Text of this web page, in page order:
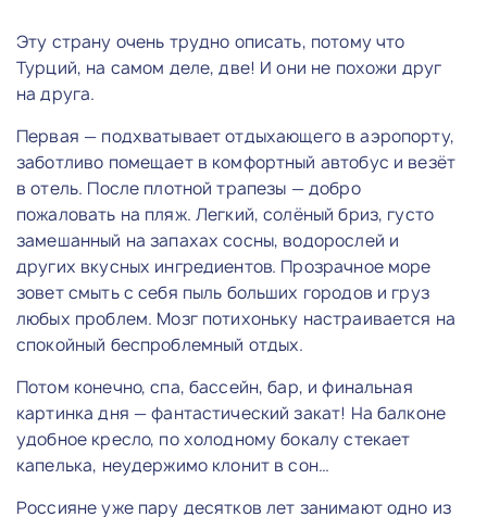
Эту страну очень трудно описать, потому что
Турций, на самом деле, две! И они не похожи друг
на друга.
Первая — подхватывает отдыхающего в аэропорту,
заботливо помещает в комфортный автобус и везёт
в отель. После плотной трапезы — добро
пожаловать на пляж. Легкий, солёный бриз, густо
замешанный на запахах сосны, водорослей и
других вкусных ингредиентов. Прозрачное море
зовет смыть с себя пыль больших городов и груз
любых проблем. Мозг потихоньку настраивается на
спокойный беспроблемный отдых.
Потом конечно, спа, бассейн, бар, и финальная
картинка дня — фантастический закат! На балконе
удобное кресло, по холодному бокалу стекает
капелька, неудержимо клонит в сон…
Россияне уже пару десятков лет занимают одно из